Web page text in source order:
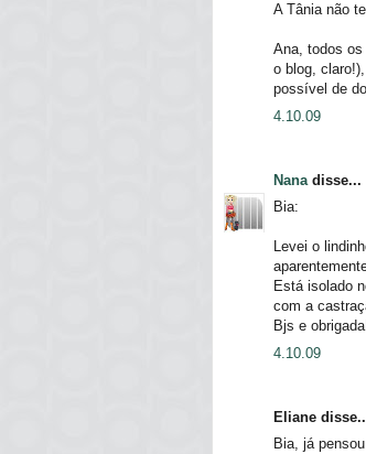
A Tânia não
Ana, todos
o blog,
possível de
4.10.09
Nana disse...
Bia:
Levei o
Está isolado
com a
Bjs e
4.10.09
Eliane
Bia, já